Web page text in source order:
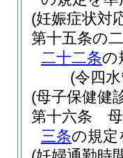
(妊娠症状対
第十五条の二
二十二条の
(令四
(母子保健健
第十六条
三条の規定